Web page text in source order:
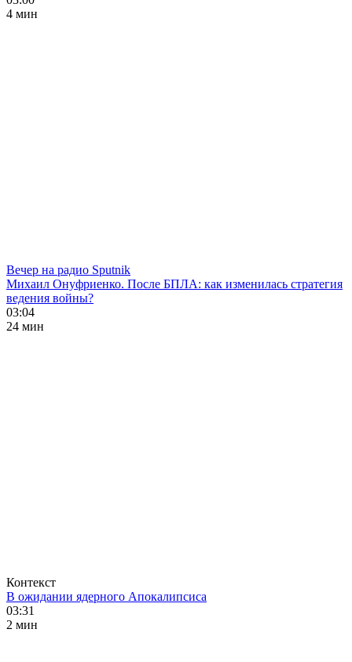
4 мин
Вечер на радио Sputnik
Михаил Онуфриенко. После БПЛА: как изменилась стратегия
ведения войны?
03:04
24 мин
Контекст
В ожидании ядерного Апокалипсиса
03:31
2 мин